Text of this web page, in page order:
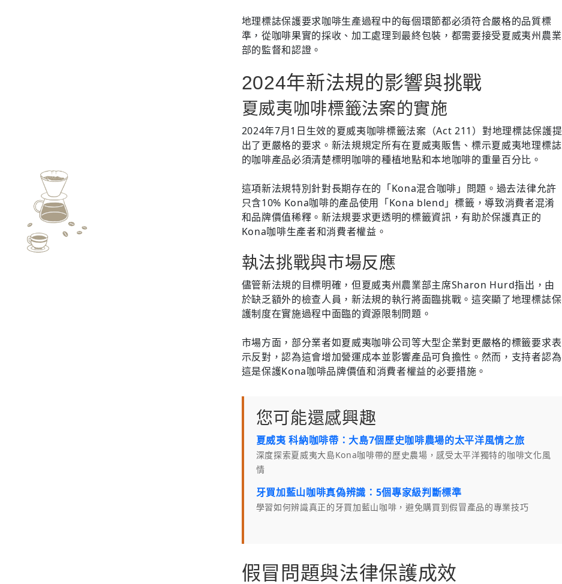
地理標誌保護要求咖啡生產過程中的每個環節都必須符合嚴格的品質標
準，從咖啡果實的採收、加工處理到最終包裝，都需要接受夏威夷州農業
部的監督和認證。
2024年新法規的影響與挑戰
夏威夷咖啡標籤法案的實施
2024年7月1日生效的夏威夷咖啡標籤法案（Act 211）對地理標誌保護提
出了更嚴格的要求。新法規規定所有在夏威夷販售、標示夏威夷地理標誌
的咖啡產品必須清楚標明咖啡的種植地點和本地咖啡的重量百分比。
這項新法規特別針對長期存在的「Kona混合咖啡」問題。過去法律允許
只含10% Kona咖啡的產品使用「Kona blend」標籤，導致消費者混淆
和品牌價值稀釋。新法規要求更透明的標籤資訊，有助於保護真正的
Kona咖啡生產者和消費者權益。
執法挑戰與市場反應
儘管新法規的目標明確，但夏威夷州農業部主席Sharon Hurd指出，由
於缺乏額外的檢查人員，新法規的執行將面臨挑戰。這突顯了地理標誌保
護制度在實施過程中面臨的資源限制問題。
市場方面，部分業者如夏威夷咖啡公司等大型企業對更嚴格的標籤要求表
示反對，認為這會增加營運成本並影響產品可負擔性。然而，支持者認為
這是保護Kona咖啡品牌價值和消費者權益的必要措施。
您可能還感興趣
夏威夷 科納咖啡帶：大島7個歷史咖啡農場的太平洋風情之旅
深度探索夏威夷大島Kona咖啡帶的歷史農場，感受太平洋獨特的咖啡文化風
情
牙買加藍山咖啡真偽辨識：5個專家級判斷標準
學習如何辨識真正的牙買加藍山咖啡，避免購買到假冒產品的專業技巧
假冒問題與法律保護成效